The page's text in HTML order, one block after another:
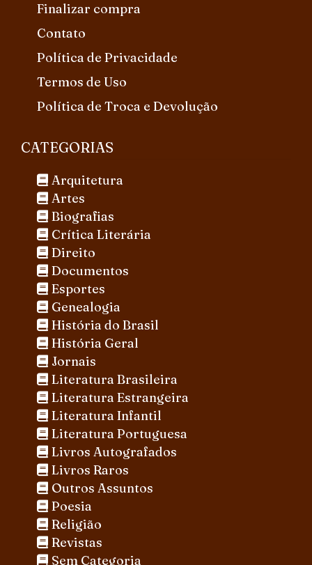
Finalizar compra
Contato
Política de Privacidade
Termos de Uso
Política de Troca e Devolução
CATEGORIAS
Arquitetura
Artes
Biografias
Crítica Literária
Direito
Documentos
Esportes
Genealogia
História do Brasil
História Geral
Jornais
Literatura Brasileira
Literatura Estrangeira
Literatura Infantil
Literatura Portuguesa
Livros Autografados
Livros Raros
Outros Assuntos
Poesia
Religião
Revistas
Sem Categoria